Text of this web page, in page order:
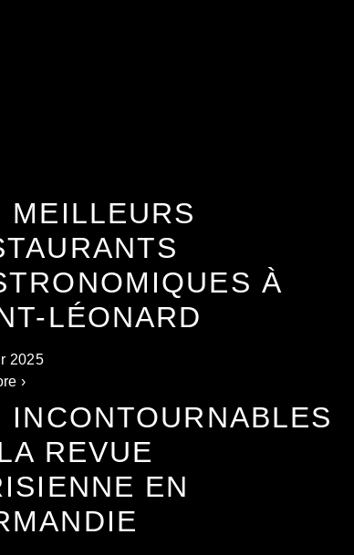
MEILLEURS
À
LÉONARD
2025
›
INCONTOURNABLES
REVUE
EN